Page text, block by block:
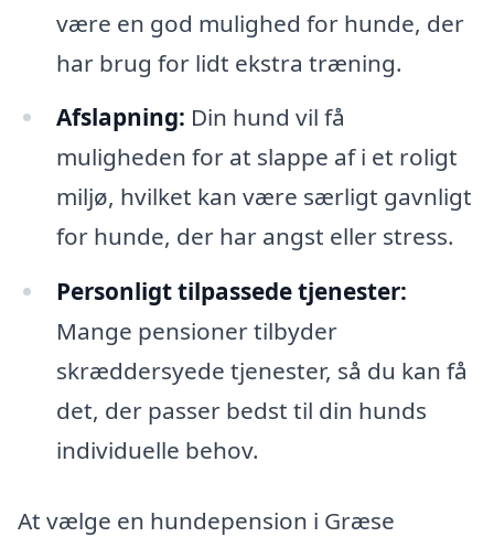
være en god mulighed for hunde, der
har brug for lidt ekstra træning.
Afslapning: Din hund vil få
muligheden for at slappe af i et roligt
miljø, hvilket kan være særligt gavnligt
for hunde, der har angst eller stress.
Personligt tilpassede tjenester:
Mange pensioner tilbyder
skræddersyede tjenester, så du kan få
det, der passer bedst til din hunds
individuelle behov.
At vælge en hundepension i Græse